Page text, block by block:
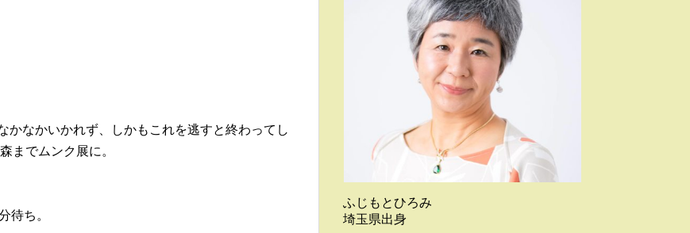
かなかいかれず、しかもこれを逃すと終わってし
までムンク展に。
待ち。
ふじもとひろみ
埼玉県出身